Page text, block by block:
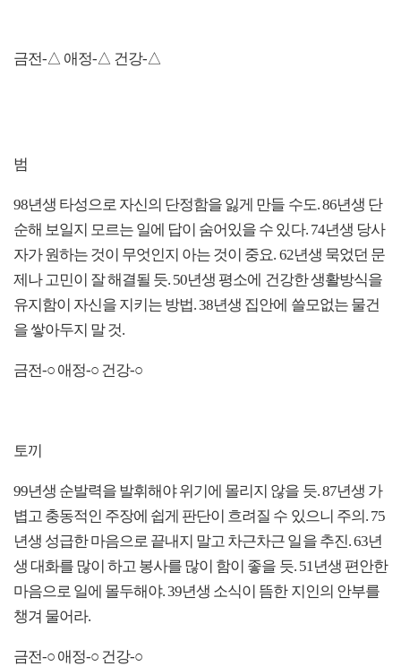
금전-△ 애정-△ 건강-△
범
98년생 타성으로 자신의 단정함을 잃게 만들 수도. 86년생 단
순해 보일지 모르는 일에 답이 숨어있을 수 있다. 74년생 당사
자가 원하는 것이 무엇인지 아는 것이 중요. 62년생 묵었던 문
제나 고민이 잘 해결될 듯. 50년생 평소에 건강한 생활방식을
유지함이 자신을 지키는 방법. 38년생 집안에 쓸모없는 물건
을 쌓아두지 말 것.
금전-○ 애정-○ 건강-○
토끼
99년생 순발력을 발휘해야 위기에 몰리지 않을 듯. 87년생 가
볍고 충동적인 주장에 쉽게 판단이 흐려질 수 있으니 주의. 75
년생 성급한 마음으로 끝내지 말고 차근차근 일을 추진. 63년
생 대화를 많이 하고 봉사를 많이 함이 좋을 듯. 51년생 편안한
마음으로 일에 몰두해야. 39년생 소식이 뜸한 지인의 안부를
챙겨 물어라.
금전-○ 애정-○ 건강-○